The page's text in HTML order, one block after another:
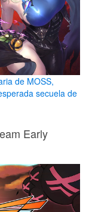
de MOSS,
secuela de
Early